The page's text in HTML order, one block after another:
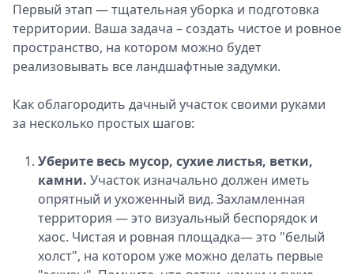
Первый этап ― тщательная уборка и подготовка
территории. Ваша задача – создать чистое и ровное
пространство, на котором можно будет
реализовывать все ландшафтные задумки.
Как облагородить дачный участок своими руками
за несколько простых шагов:
Уберите весь мусор, сухие листья, ветки,
камни. Участок изначально должен иметь
опрятный и ухоженный вид. Захламленная
территория ― это визуальный беспорядок и
хаос. Чистая и ровная площадка― это "белый
холст", на котором уже можно делать первые